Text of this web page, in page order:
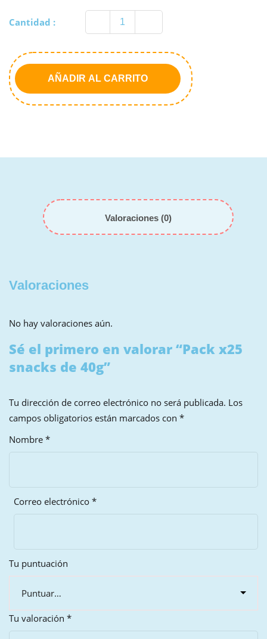
Cantidad :
AÑADIR AL CARRITO
Valoraciones (0)
Valoraciones
No hay valoraciones aún.
Sé el primero en valorar “Pack x25
snacks de 40g”
Tu dirección de correo electrónico no será publicada. Los
campos obligatorios están marcados con *
Nombre *
Correo electrónico*
Tu puntuación
Tu valoración *